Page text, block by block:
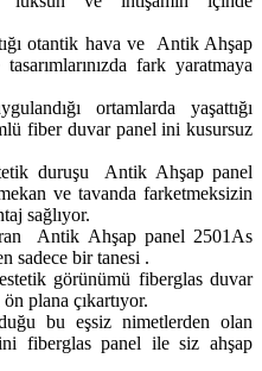
otantik hava ve Antik Ahşap
fark yaratmaya
ortamlarda yaşattığı
fiber duvar panel ini kusursuz
duruşu Antik Ahşap panel
ve tavanda farketmeksizin
sağlıyor.
Antik Ahşap panel 2501As
sadece bir tanesi .
görünümü fiberglas duvar
plana çıkartıyor.
bu eşsiz nimetlerden olan
fiberglas panel ile siz ahşap